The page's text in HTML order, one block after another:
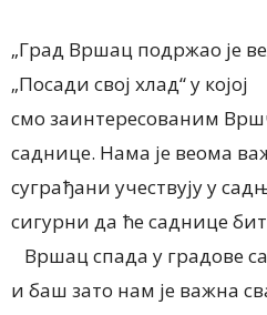
„Град Вршац подржао је
„Посади свој хлад“ у којој
смо заинтересованим
саднице. Нама је веома
суграђани учествују у
сигурни да ће саднице
Вршац спада у градове
и баш зато нам је важна